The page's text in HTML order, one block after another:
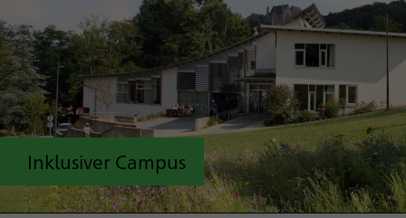
Inklusiver Campus